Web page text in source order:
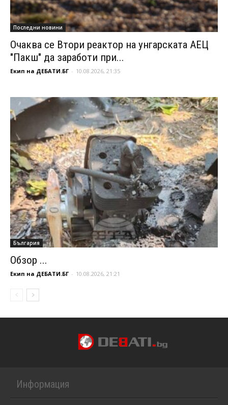
Последни новини
Очаква се Втори реактор на унгарската АЕЦ
"Пакш" да заработи при...
Екип на ДЕБАТИ.БГ - 10.08.2026, 21:35
България
Обзор ...
Екип на ДЕБАТИ.БГ - 10.08.2026, 21:21
Информация